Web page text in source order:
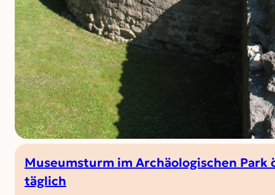
Museumsturm im Archäologischen Park
täglich